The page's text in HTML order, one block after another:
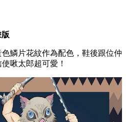
鱗片花紋作為配色，鞋後跟位仲
啾太郎超可愛！